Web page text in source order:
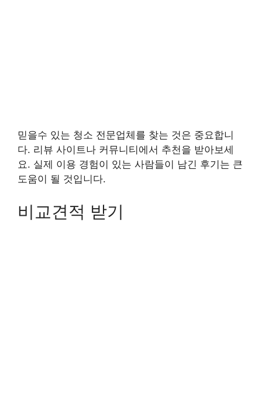
믿을수 있는 청소 전문업체를 찾는 것은 중요합니
다. 리뷰 사이트나 커뮤니티에서 추천을 받아보세
요. 실제 이용 경험이 있는 사람들이 남긴 후기는 큰
도움이 될 것입니다.
비교견적 받기